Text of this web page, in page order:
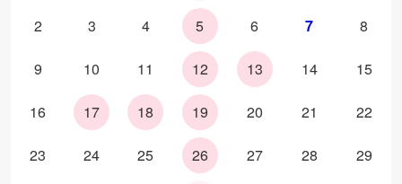
2 3 4 5 6 7 8
9 10 11 12 13 14 15
16 17 18 19 20 21 22
23 24 25 26 27 28 29